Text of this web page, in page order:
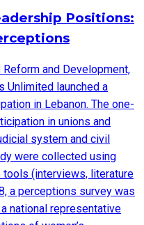
Positions:
and Development,
Unlimited launched a
in Lebanon. The one-
in unions and
system and civil
were collected using
(interviews, literature
a perceptions survey was
national representative